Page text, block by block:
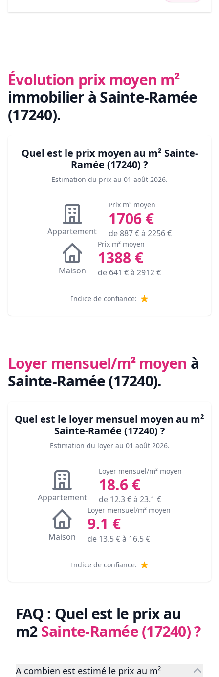
Évolution prix moyen m²
immobilier à Sainte-Ramée
(17240).
Quel est le prix moyen au m² Sainte-
Ramée (17240) ?
Estimation du prix au 01 août 2026.
Appartement
Prix m² moyen
1706 €
de887€ à 2256€
Maison
Prix m² moyen
1388 €
de 641 € à 2912€
Indice de confiance:
Loyer mensuel/m² moyen à
Sainte-Ramée (17240).
Quel est le loyer mensuel moyen au m²
Sainte-Ramée (17240) ?
Estimation du loyer au 01 août 2026.
Appartement
Loyer mensuel/m² moyen
18.6€
de 12.3€ à 23.1 €
Maison
Loyer mensuel/m² moyen
9.1 €
de 13.5€ à 16.5€
Indice de confiance:
FAQ : Quel est le prix au
m2Sainte-Ramée (17240)?
A combien est estimé le prix au m²